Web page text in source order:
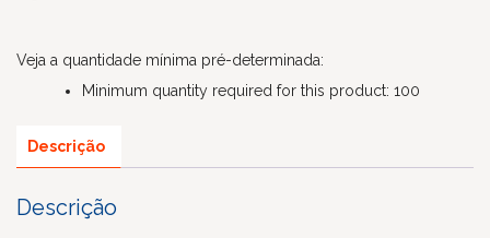
Veja a quantidade mínima pré-determinada:
Minimum quantity required for this product: 100
Descrição
Descrição